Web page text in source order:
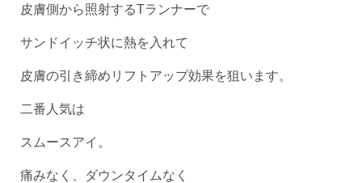
皮膚側から照射するTランナーで
サンドイッチ状に熱を入れて
皮膚の引き締めリフトアップ効果を狙います。
二番人気は
スムースアイ。
痛みなく、ダウンタイムなく